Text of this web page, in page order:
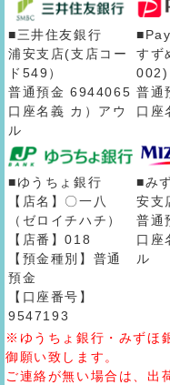
■三井住友銀行
浦安支店(支店コー
ド549）
普通預金 6944065
口座名義 カ）アウ
ル
すず
002)
普通
口座
■ゆうちょ銀行
【店名】〇一八
（ゼロイチハチ）
【店番】018
【預金種別】普通
預金
【口座番号】
9547193
■み
安支
普通
口座
ル
※ゆうちょ銀行・みずほ
御願い致します。
ご連絡が無い場合は、出